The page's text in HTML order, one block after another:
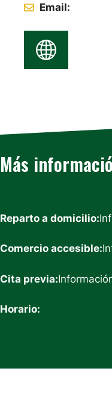
Email:
Más
Reparto a domicilio:
Comercio accesible:
Cita previa:
Horario: